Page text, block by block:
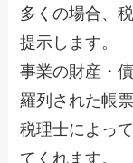
多くの場合、
提示します。
事業の財産・
羅列された帳票
税理士によっ
てくれます。